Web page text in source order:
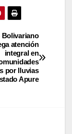
Bolivariano
atención
integral en
por lluvias
Apure